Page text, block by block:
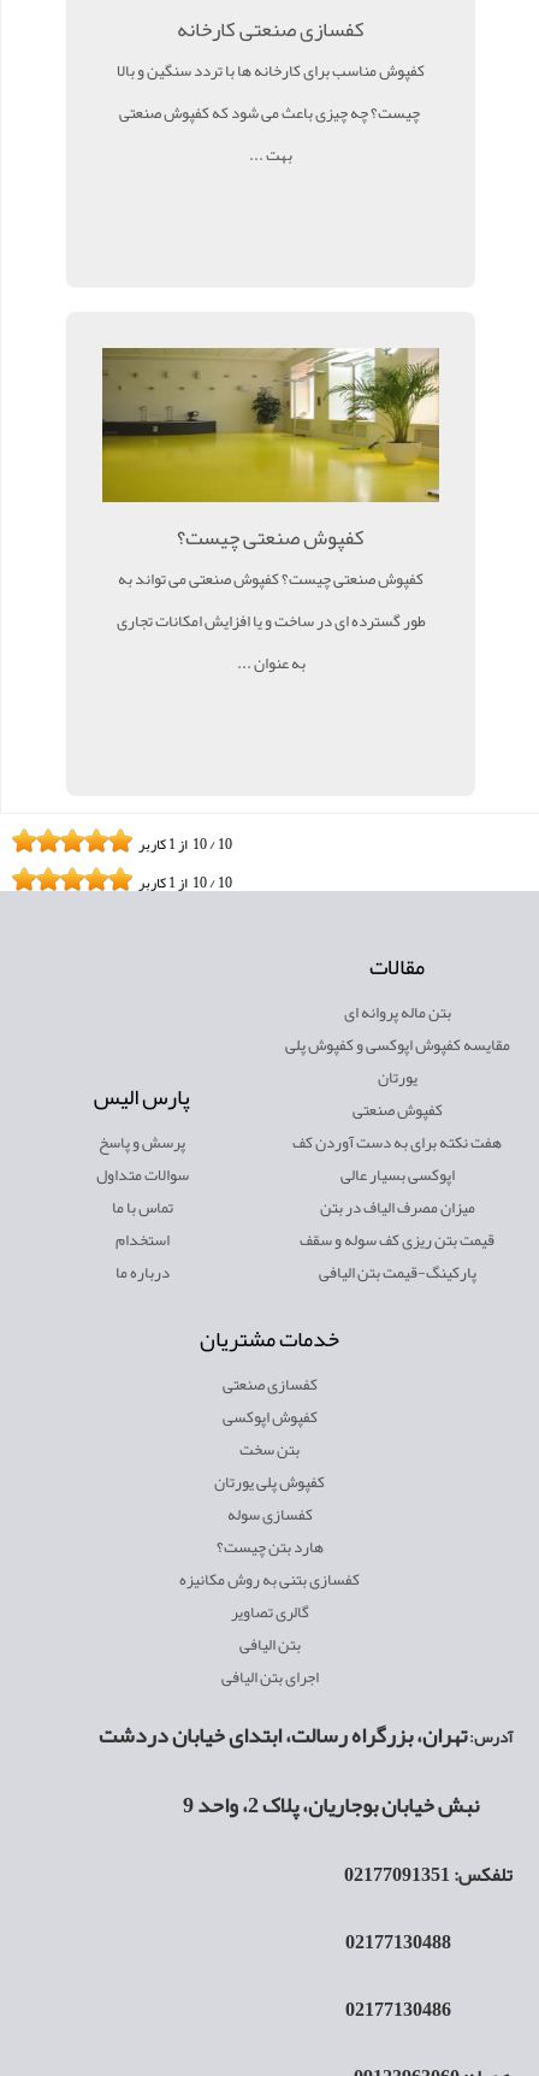
کفسازی صنعتی کارخانه
کفپوش مناسب برای کارخانه ها با تردد سنگین و بالا
چیست؟ چه چیزی باعث می شود که کفپوش صنعتی
بهت ...
کفپوش صنعتی چیست؟
کفپوش صنعتی چیست؟ کفپوش صنعتی می تواند به
طور گسترده ای در ساخت و یا افزایش امکانات تجاری
به عنوان ...
10/10 از1کاربر
10/10 از1کاربر
مقالات
بتن ماله پروانه ای
مقایسه کفپوش اپوکسی و کفپوش پلی
یورتان
کفپوش صنعتی
هفت نکته برای به دست آوردن کف
اپوکسی بسیار عالی
میزان مصرف الیاف در بتن
قیمت بتن ریزی کف سوله و سقف
پارکینگ-قیمت بتن الیافی
پارس الیس
پرسش و پاسخ
سوالات متداول
تماس با ما
استخدام
درباره ما
خدمات مشتریان
کفسازی صنعتی
کفپوش اپوکسی
بتن سخت
کفپوش پلی یورتان
کفسازی سوله
هارد بتن چیست؟
کفسازی بتنی به روش مکانیزه
گالری تصاویر
بتن الیافی
اجرای بتن الیافی
آدرس:تهران، بزرگراه رسالت، ابتدای خیابان دردشت
نبش خیابان بوجاریان، پلاک 2، واحد 9
تلفکس:02177091351
02177130488
02177130486